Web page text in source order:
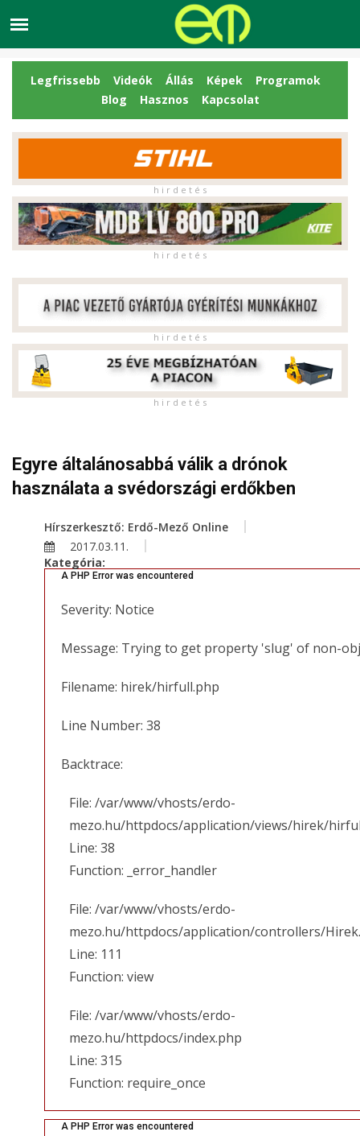
Legfrissebb Videók Állás Képek
Programok
Blog
Hasznos Kapcsolat
h i r d e t é s
h i r d e t é s
h i r d e t é s
h i r d e t é s
Egyre általánosabbá válik a drónok
használata a svédországi erdőkben
Hírszerkesztő: Erdő-Mező Online
2017.03.11.
Kategória:
A PHP Error was encountered
Severity: Notice
Message: Trying to get property 'slug' of non-
Filename: hirek/hirfull.php
Line Number: 38
Backtrace:
File: /var/www/vhosts/erdo-
mezo.hu/httpdocs/application/views/hirek/
Line: 38
Function: _error_handler
File: /var/www/vhosts/erdo-
mezo.hu/httpdocs/application/controllers/
Line: 111
Function: view
File: /var/www/vhosts/erdo-
mezo.hu/httpdocs/index.php
Line: 315
Function: require_once
A PHP Error was encountered